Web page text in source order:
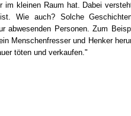
im kleinen Raum hat. Dabei
Wie auch? Solche
abwesenden Personen. Zum
Menschenfresser und Henker
töten und verkaufen."